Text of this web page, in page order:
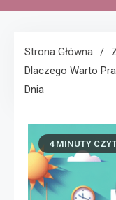
Strona Główna
Dlaczego Warto
Dnia
4 MINUTY